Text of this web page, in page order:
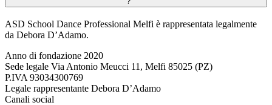
ASD School Dance Professional Melfi è rappresentata legalmente
da Debora D’Adamo.
Anno di fondazione 2020
Sede legale Via Antonio Meucci 11, Melfi 85025 (PZ)
P.IVA 93034300769
Legale rappresentante Debora D’Adamo
Canali social